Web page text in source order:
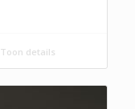
Toon details